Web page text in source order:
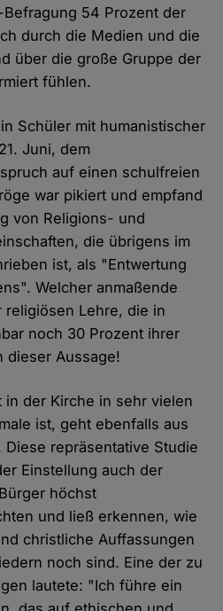
54 Prozent der
durch die Medien und die
über die große Gruppe der
fühlen.
Schüler mit humanistischer
Juni, dem
auf einen schulfreien
war pikiert und empfand
von Religions- und
die übrigens im
ist, als "Entwertung
Welcher anmaßende
Lehre, die in
noch 30 Prozent ihrer
dieser Aussage!
in der Kirche in sehr vielen
ist, geht ebenfalls aus
repräsentative Studie
Einstellung auch der
höchst
und ließ erkennen, wie
christliche Auffassungen
noch sind. Eine der zu
lautete: "Ich führe ein